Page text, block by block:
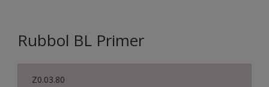
Rubbol BL Primer
Z0.03.80